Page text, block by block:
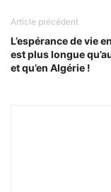
Article précédent
L’espérance de vie
est plus longue
et qu’en Algérie !